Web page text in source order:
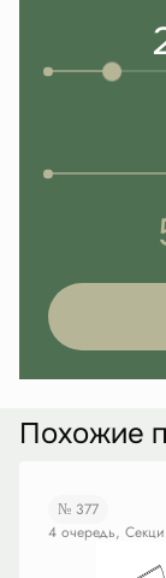
Похожие
№ 377
4 очередь,